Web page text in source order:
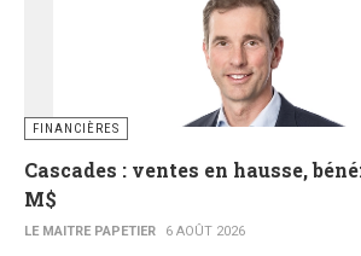
FINANCIÈRES
Cascades : ventes en hausse,
M$
LE MAITRE PAPETIER 6 AOÛT 2026